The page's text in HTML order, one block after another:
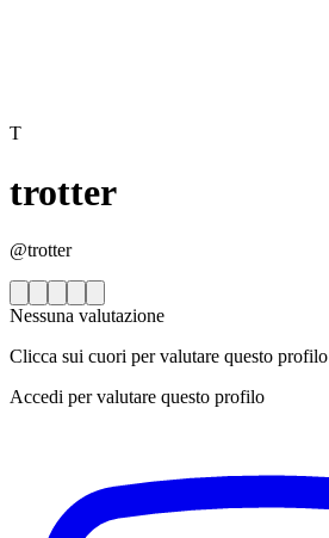
T
trotter
@trotter
Nessuna valutazione
Clicca sui cuori per valutare questo profilo
Accedi per valutare questo profilo